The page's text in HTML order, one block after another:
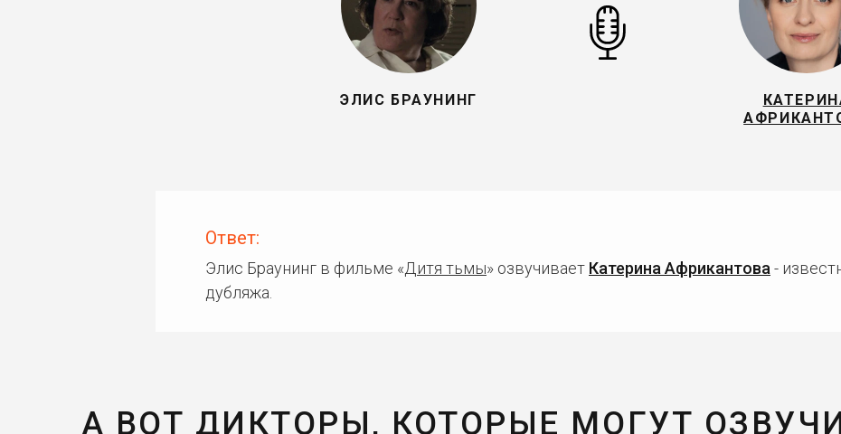
ЭЛИС БРАУНИНГ
Ответ:
Элис Браунинг в фильме «Дитя тьмы» озвучивает Катерина Африкантова -
дубляжа.
А ВОТ ДИКТОРЫ, КОТОРЫЕ МОГУТ